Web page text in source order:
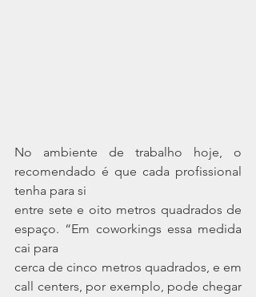
No ambiente de trabalho hoje, o
recomendado é que cada profissional
tenha para si
entre sete e oito metros quadrados de
espaço. “Em coworkings essa medida
cai para
cerca de cinco metros quadrados, e em
call centers, por exemplo, pode chegar